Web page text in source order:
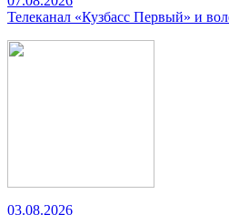
Телеканал «Кузбасс Первый» и
03.08.2026